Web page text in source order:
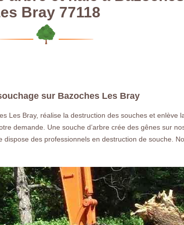
Bray 77118
sur Bazoches Les Bray
Les Bray, réalise la destruction des souches et enlève
demande. Une souche d’arbre crée des gênes sur
des professionnels en destruction de souche.